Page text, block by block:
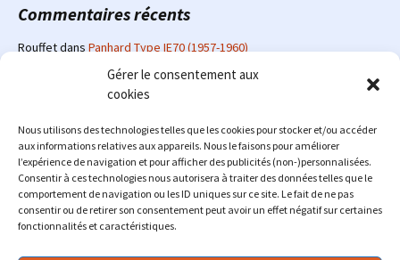
Gérer le consentement aux
cookies
Nous utilisons des technologies telles que les cookies pour stocker et/ou accéder
aux informations relatives aux appareils. Nous le faisons pour améliorer
l’expérience de navigation et pour afficher des publicités (non-)personnalisées.
Consentir à ces technologies nous autorisera à traiter des données telles que le
comportement de navigation ou les ID uniques sur ce site. Le fait de ne pas
consentir ou de retirer son consentement peut avoir un effet négatif sur certaines
fonctionnalités et caractéristiques.
Commentaires récents
Rouffetdans Panhard Type IE70 (1957-1960)
dansVelam Isetta (1955-1958)
Citroën BX 4X4 (1989-1993)
andre gaudansFord Transcontinental (1975-1982)
RUDYdansRenault 4 Jogging (1981)